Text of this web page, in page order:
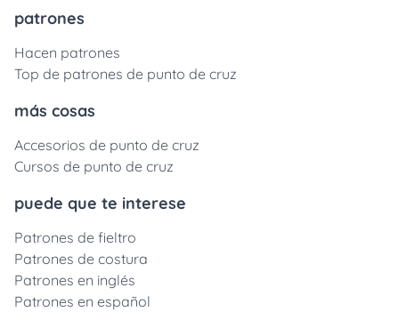
patrones
Hacen patrones
Top de patrones de punto de cruz
más cosas
Accesorios de punto de cruz
Cursos de punto de cruz
puede que te interese
Patrones de fieltro
Patrones de costura
Patrones en inglés
Patrones en español